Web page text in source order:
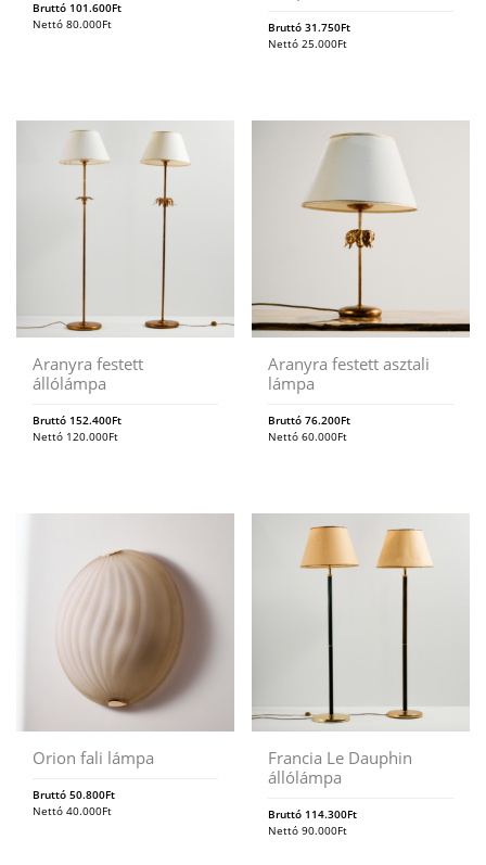
Bruttó 101.600Ft
Nettó 80.000Ft Bruttó31.750Ft
Nettó25.000Ft
Aranyra festett
állólámpa
Bruttó 152.400Ft
Nettó 120.000Ft
Aranyra festett asztali
lámpa
Bruttó76.200Ft
Nettó60.000Ft
Orion fali lámpa
Bruttó 50.800Ft
Nettó 40.000Ft
Francia Le Dauphin
állólámpa
Bruttó 114.300Ft
Nettó90.000Ft